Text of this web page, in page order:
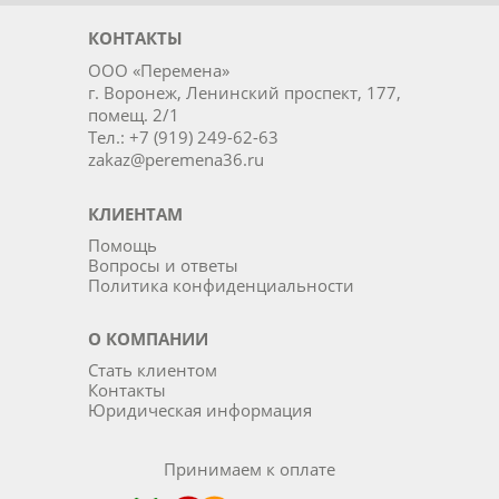
КОНТАКТЫ
ООО «Перемена»
г. Воронеж, Ленинский проспект, 177,
помещ. 2/1
Тел.: +7 (919) 249-62-63
zakaz@peremena36.ru
КЛИЕНТАМ
Помощь
Вопросы и ответы
Политика конфиденциальности
О КОМПАНИИ
Стать клиентом
Контакты
Юридическая информация
Принимаем к оплате